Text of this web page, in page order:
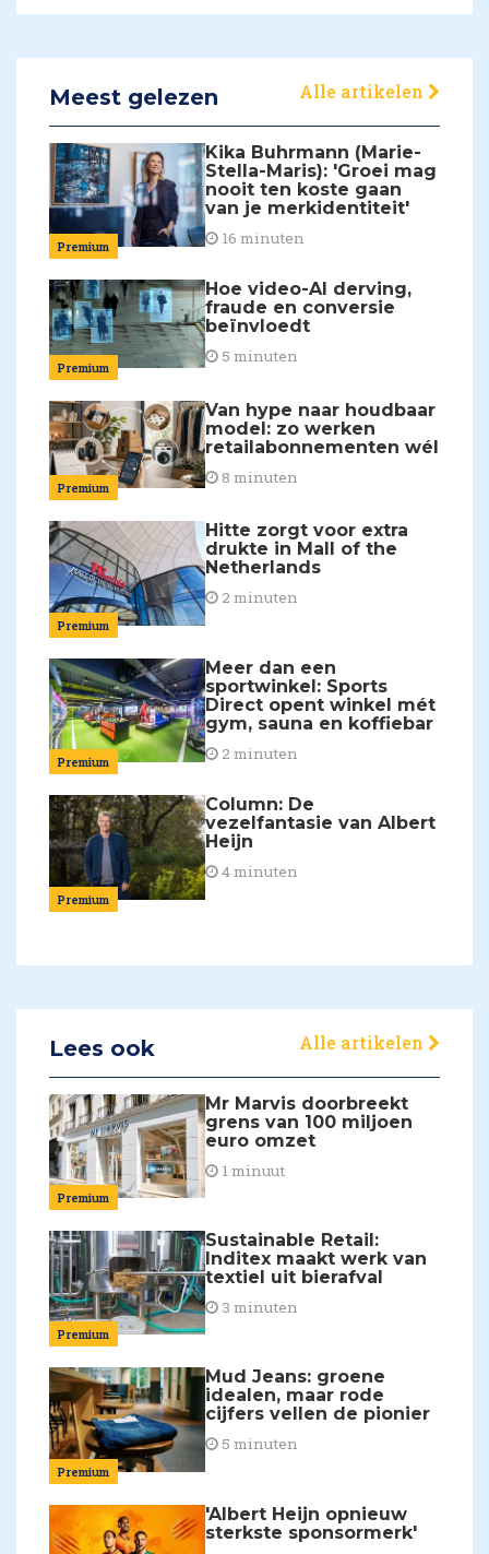
Meest gelezen Alle artikelen
Premium
Kika Buhrmann (Marie-
Stella-Maris): 'Groei mag
nooit ten koste gaan
van je merkidentiteit'
16 minuten
Premium
Hoe video-AI derving,
fraude en conversie
beïnvloedt
5 minuten
Premium
Van hype naar houdbaar
model: zo werken
retailabonnementen wél
8 minuten
Premium
Hitte zorgt voor extra
drukte in Mall of the
Netherlands
2 minuten
Premium
Meer dan een
sportwinkel: Sports
Direct opent winkel mét
gym, sauna en koffiebar
2 minuten
Premium
Column: De
vezelfantasie van Albert
Heijn
4 minuten
Lees ook Alle artikelen
Premium
Mr Marvis doorbreekt
grens van 100 miljoen
euro omzet
1 minuut
Premium
Sustainable Retail:
Inditex maakt werk van
textiel uit bierafval
3 minuten
Premium
Mud Jeans: groene
idealen, maar rode
cijfers vellen de pionier
5 minuten
'Albert Heijn opnieuw
sterkste sponsormerk'